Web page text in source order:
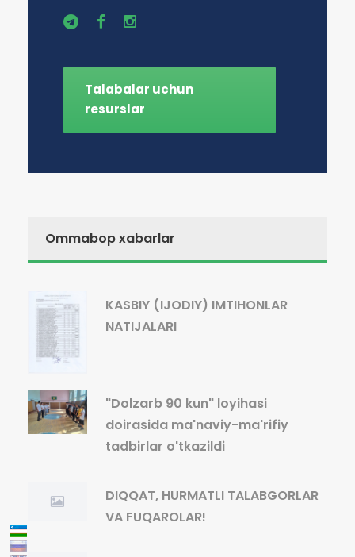
Talabalar uchun
resurslar
Ommabop xabarlar
KASBIY (IJODIY) IMTIHONLAR
NATIJALARI
"Dolzarb 90 kun" loyihasi
doirasida ma'naviy-ma'rifiy
tadbirlar o'tkazildi
DIQQAT, HURMATLI TALABGORLAR
VA FUQAROLAR!